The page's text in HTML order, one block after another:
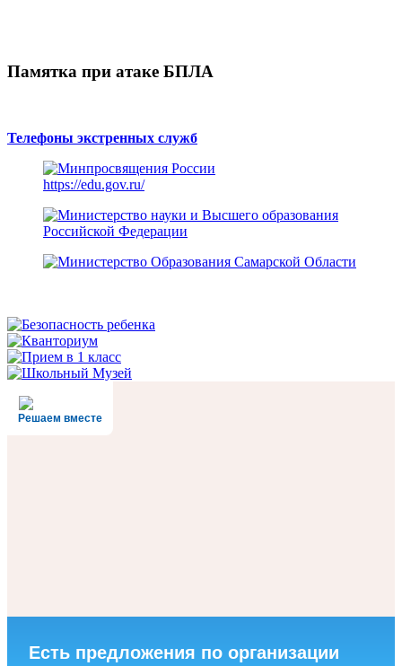
Памятка при атаке БПЛА
Телефоны экстренных служб
https://edu.gov.ru/
Решаем вместе
Есть предложения по организации